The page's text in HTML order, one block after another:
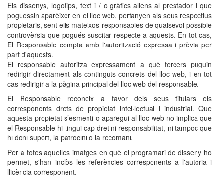
Els dissenys, logotips, text i / o gràfics aliens al prestador i que
poguessin aparèixer en el lloc web, pertanyen als seus respectius
propietaris, sent ells mateixos responsables de qualsevol possible
controvèrsia que pogués suscitar respecte a aquests. En tot cas,
El Responsable compta amb l'autorització expressa i prèvia per
part d'aquests.
El responsable autoritza expressament a què tercers puguin
redirigir directament als continguts concrets del lloc web, i en tot
cas redirigir a la pàgina principal del lloc web del responsable.
El Responsable reconeix a favor dels seus titulars els
corresponents drets de propietat intel·lectual i industrial. Que
aquesta propietat s’esmenti o aparegui al lloc web no implica que
el Responsable hi tingui cap dret ni responsabilitat, ni tampoc que
hi doni suport, la patrocini o la recomani.
Per a totes aquelles imatges en què el programari de disseny ho
permet, s'han inclòs les referències corresponents a l'autoria i
llicència corresponent.